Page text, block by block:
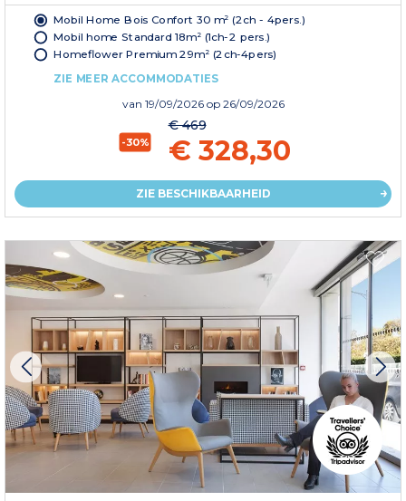
Mobil Home Bois Confort 30 m² (2ch - 4pers.)
Mobil home Standard 18m² (1ch-2 pers.)
Homeflower Premium 29m² (2ch-4pers)
ZIE MEER ACCOMMODATIES
van 19/09/2026 op 26/09/2026
-30%
€ 469
€ 328,30
ZIE BESCHIKBAARHEID